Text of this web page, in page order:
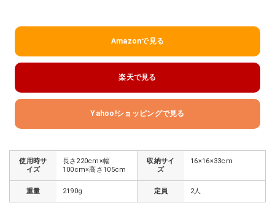
Amazonで見る
楽天で見る
Yahoo!ショッピングで見る
使用時サ
イズ
長さ220cm×幅
100cm×高さ105cm
収納サイ
ズ
16×16×33cm
重量 2190g 定員 2人